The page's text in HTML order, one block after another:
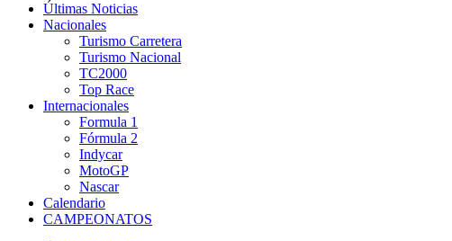
Últimas Noticias
Nacionales
Turismo Carretera
Turismo Nacional
TC2000
Top Race
Internacionales
Formula 1
Fórmula 2
Indycar
MotoGP
Nascar
Calendario
CAMPEONATOS